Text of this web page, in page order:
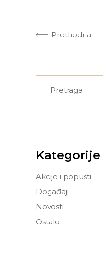
Prethodna
Kategorije
Akcije i popusti
Događaji
Novosti
Ostalo